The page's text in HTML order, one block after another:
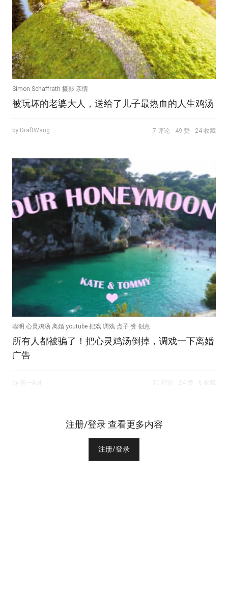
Simon Schaffrath 摄影 亲情
被玩坏的老婆大人，送给了儿子最热血的人生鸡汤
by DraftWang 7 评论 49 赞 24 收藏
聪明 心灵鸡汤 离婚 youtube 把戏 调戏 点子 赞 创意
所有人都被骗了！把心灵鸡汤倒掉，调戏一下离婚
广告
注册/登录 查看更多内容
注册/登录